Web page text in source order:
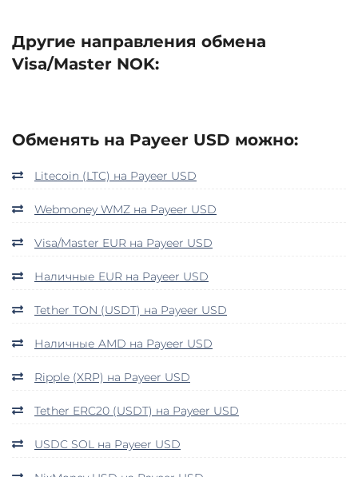
Другие направления обмена
Visa/Master NOK:
Обменять на Payeer USD можно:
Litecoin (LTC) на Payeer USD
Webmoney WMZ на Payeer USD
Visa/Master EUR на Payeer USD
Наличные EUR на Payeer USD
Tether TON (USDT) на Payeer USD
Наличные AMD на Payeer USD
Ripple (XRP) на Payeer USD
Tether ERC20 (USDT) на Payeer USD
USDC SOL на Payeer USD